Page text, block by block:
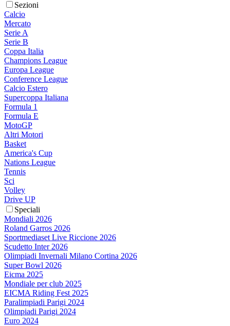
Sezioni
Calcio
Mercato
Serie A
Serie B
Coppa Italia
Champions League
Europa League
Conference League
Calcio Estero
Supercoppa Italiana
Formula 1
Formula E
MotoGP
Altri Motori
Basket
America's Cup
Nations League
Tennis
Sci
Volley
Drive UP
Speciali
Mondiali 2026
Roland Garros 2026
Sportmediaset Live Riccione 2026
Scudetto Inter 2026
Olimpiadi Invernali Milano Cortina 2026
Super Bowl 2026
Eicma 2025
Mondiale per club 2025
EICMA Riding Fest 2025
Paralimpiadi Parigi 2024
Olimpiadi Parigi 2024
Euro 2024